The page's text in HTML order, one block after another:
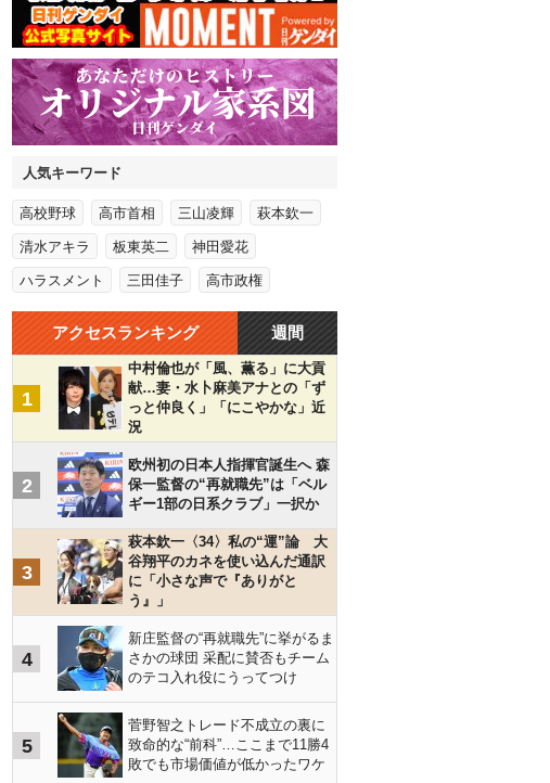
人気キーワード
高校野球 高市首相 三山凌輝 萩本欽一
清水アキラ 板東英二 神田愛花
ハラスメント 三田佳子 高市政権
アクセスランキング 週間
1
中村倫也が「風、薫る」に大貢
献…妻・水卜麻美アナとの「ず
っと仲良く」「にこやかな」近
況
2
欧州初の日本人指揮官誕生へ 森
保一監督の“再就職先”は「ベル
ギー1部の日系クラブ」一択か
3
萩本欽一〈34〉私の“運”論 大
谷翔平のカネを使い込んだ通訳
に「小さな声で『ありがと
う』」
4
新庄監督の“再就職先”に挙がるま
さかの球団 采配に賛否もチーム
のテコ入れ役にうってつけ
5
菅野智之トレード不成立の裏に
致命的な“前科”…ここまで11勝4
敗でも市場価値が低かったワケ